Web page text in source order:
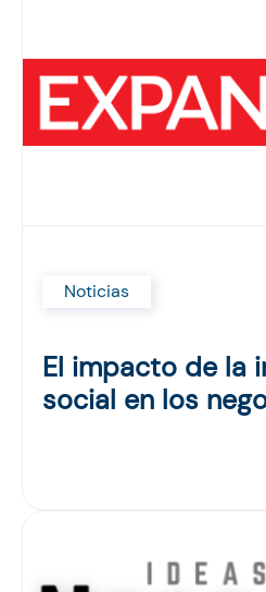
Noticias
El impacto de la
social en los